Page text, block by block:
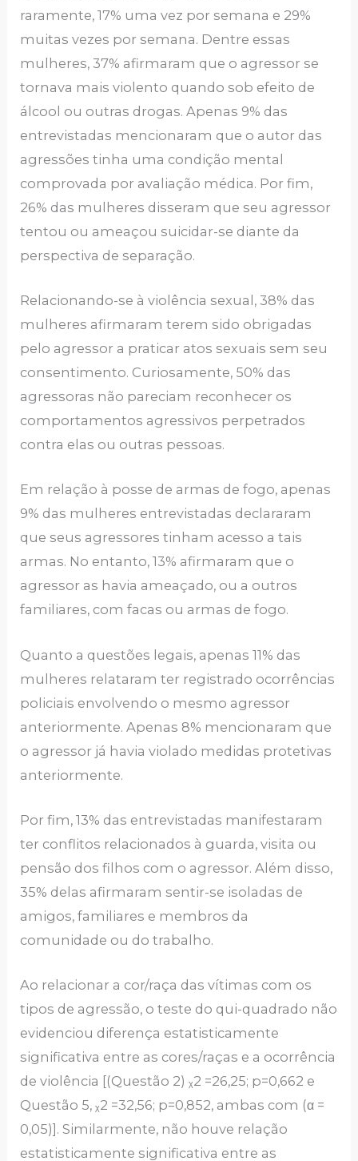
raramente, 17% uma vez por semana e 29%
muitas vezes por semana. Dentre essas
mulheres, 37% afirmaram que o agressor se
tornava mais violento quando sob efeito de
álcool ou outras drogas. Apenas 9% das
entrevistadas mencionaram que o autor das
agressões tinha uma condição mental
comprovada por avaliação médica. Por fim,
26% das mulheres disseram que seu agressor
tentou ou ameaçou suicidar-se diante da
perspectiva de separação.
Relacionando-se à violência sexual, 38% das
mulheres afirmaram terem sido obrigadas
pelo agressor a praticar atos sexuais sem seu
consentimento. Curiosamente, 50% das
agressoras não pareciam reconhecer os
comportamentos agressivos perpetrados
contra elas ou outras pessoas.
Em relação à posse de armas de fogo, apenas
9% das mulheres entrevistadas declararam
que seus agressores tinham acesso a tais
armas. No entanto, 13% afirmaram que o
agressor as havia ameaçado, ou a outros
familiares, com facas ou armas de fogo.
Quanto a questões legais, apenas 11% das
mulheres relataram ter registrado ocorrências
policiais envolvendo o mesmo agressor
anteriormente. Apenas 8% mencionaram que
o agressor já havia violado medidas protetivas
anteriormente.
Por fim, 13% das entrevistadas manifestaram
ter conflitos relacionados à guarda, visita ou
pensão dos filhos com o agressor. Além disso,
35% delas afirmaram sentir-se isoladas de
amigos, familiares e membros da
comunidade ou do trabalho.
Ao relacionar a cor/raça das vítimas com os
tipos de agressão, o teste do qui-quadrado não
evidenciou diferença estatisticamente
significativa entre as cores/raças e a ocorrência
de violência [(Questão 2) ᵪ2 =26,25; p=0,662 e
Questão 5, ᵪ2 =32,56; p=0,852, ambas com (α =
0,05)]. Similarmente, não houve relação
estatisticamente significativa entre as